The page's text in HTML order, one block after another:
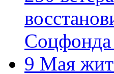
Соцфонда
9 Мая